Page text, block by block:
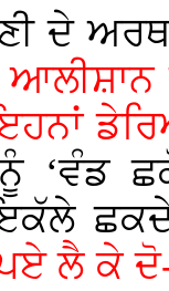
ਦੇ
ਆਲੀਸ਼ਾਨ
‘ਵੰਡ
ਲੈ ਕੇ